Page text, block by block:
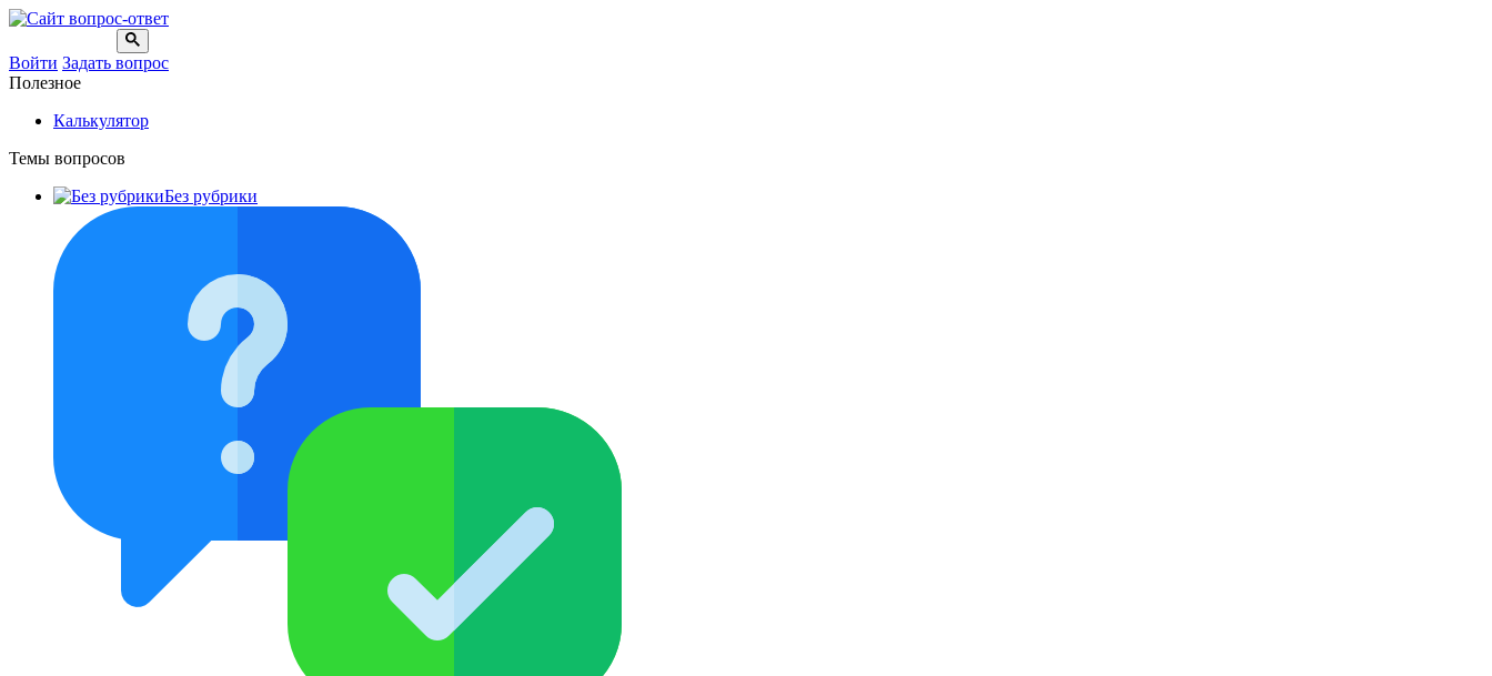
Войти Задать вопрос
Полезное
Калькулятор
Темы вопросов
Без рубрики